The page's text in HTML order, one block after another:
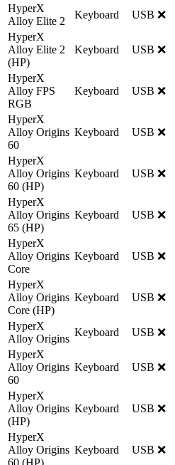
HyperX
Alloy Elite 2
Keyboard USB ❌
HyperX
Alloy Elite 2
(HP)
Keyboard USB ❌
HyperX
Alloy FPS
RGB
Keyboard USB ❌
HyperX
Alloy Origins
60
Keyboard USB ❌
HyperX
Alloy Origins
60 (HP)
Keyboard USB ❌
HyperX
Alloy Origins
65 (HP)
Keyboard USB ❌
HyperX
Alloy Origins
Core
Keyboard USB ❌
HyperX
Alloy Origins
Core (HP)
Keyboard USB ❌
HyperX
Alloy Origins
Keyboard USB ❌
HyperX
Alloy Origins
60
Keyboard USB ❌
HyperX
Alloy Origins
(HP)
Keyboard USB ❌
HyperX
Alloy Origins Keyboard USB ❌